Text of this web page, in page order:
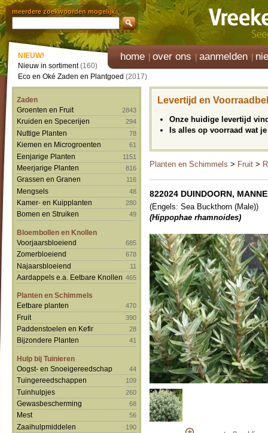
meerdere zoekwoorden mogelijk
home over ons aanmelden
NIEUW!
Nieuw in sortiment(160)
Eco en Oké Zaden en Plantgoed (2017)
Zaden
Groenten en Fruit
2843
Kruiden en Specerijen 294
Nuttige Planten 78
Kiemen en Microgroenten 61
Eenjarige Planten 1151
Meerjarige Planten 816
Grassen en Granen 116
Mengsels 48
Kamer- en Kuipplanten 280
Bomen en Struiken 49
Bloembollen en Knollen
Voorjaarsbloeiend
685
Zomerbloeiend 678
Najaarsbloeiend 11
Aardappels e.a. Eetbare Knollen 465
Planten en Schimmels
Eetbare planten
470
Fruit 390
Paddenstoelen en Kefir 28
Bijzondere Planten 41
Hulp bij Tuinieren
Oogst- en Snoeigereedschap
44
Tuingereedschappen 109
Tuinhulpjes 260
Gewasbescherming 68
Mest 56
Zaaihulpmiddelen 190
Levertijd en
Onze huidige levertijd
Is alles op voorraad wat
Planten en Schimmels > Fruit >
822024 DUINDOORN,
(Engels: Sea Buckthorn (Male))
(Hippophae rhamnoides)